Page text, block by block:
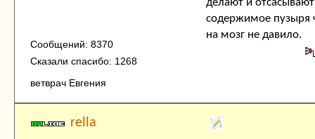
Сообщений: 8370
Сказали спасибо: 1268
ветврач Евгения
делают и отсасывают
содержимое пузыря
на мозг не давило.
rella